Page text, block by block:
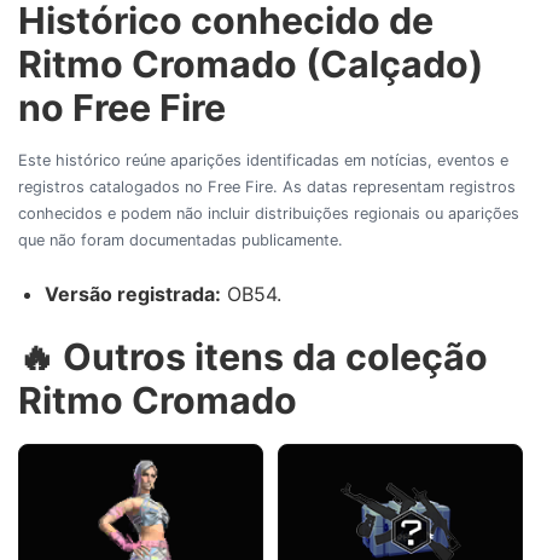
Histórico conhecido de
Ritmo Cromado (Calçado)
no Free Fire
Este histórico reúne aparições identificadas em notícias, eventos e
registros catalogados no Free Fire. As datas representam registros
conhecidos e podem não incluir distribuições regionais ou aparições
que não foram documentadas publicamente.
Versão registrada: OB54.
🔥 Outros itens da coleção
Ritmo Cromado